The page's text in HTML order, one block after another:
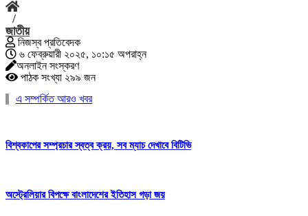
/
জাতীয়
নিজস্ব প্রতিবেদক
৬ ফেব্রুয়ারী ২০২৫, ১০:১৫ অপরাহ্ন
অনলাইন সংস্করণ
পাঠক সংখ্যা ২৯৯ জন
এ সম্পর্কিত আরও খবর
বিশ্বকাপের সম্প্রচার স্বত্ব ক্রয়, সব ম্যাচ দেখাবে বিটিভি
অস্ট্রেলিয়ার বিপক্ষে বাংলাদেশের ইতিহাস গড়া জয়